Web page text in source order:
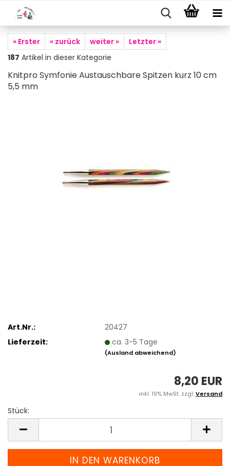
« Erster « zurück weiter »
Letzter »
187 Artikel in dieser Kategorie
Knitpro Symfonie Austauschbare Spitzen kurz 10 cm
5,5 mm
Art.Nr.:
20427
Lieferzeit:
ca. 3-5 Tage
(Ausland abweichend)
8,20 EUR
inkl. 19% MwSt. zzgl.Versand
Stück: